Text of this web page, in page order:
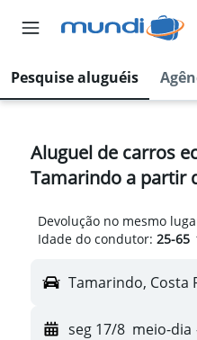
Pesquise aluguéis
Aluguel de carros
Tamarindo a partir
Devolução no mesmo
Idade do condutor: 25-65
Tamarindo, Costa
seg 17/8 meio-dia